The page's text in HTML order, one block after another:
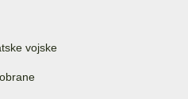
vojske